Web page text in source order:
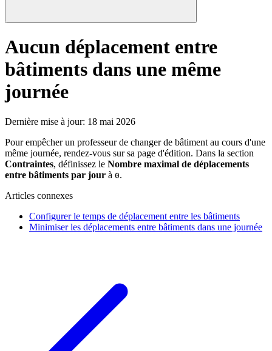
Aucun déplacement entre
bâtiments dans une même
journée
Dernière mise à jour: 18 mai 2026
Pour empêcher un professeur de changer de bâtiment au cours d'une
même journée, rendez-vous sur sa page d'édition. Dans la section
Contraintes, définissez le Nombre maximal de déplacements
entre bâtiments par jour à 0.
Articles connexes
Configurer le temps de déplacement entre les bâtiments
Minimiser les déplacements entre bâtiments dans une journée